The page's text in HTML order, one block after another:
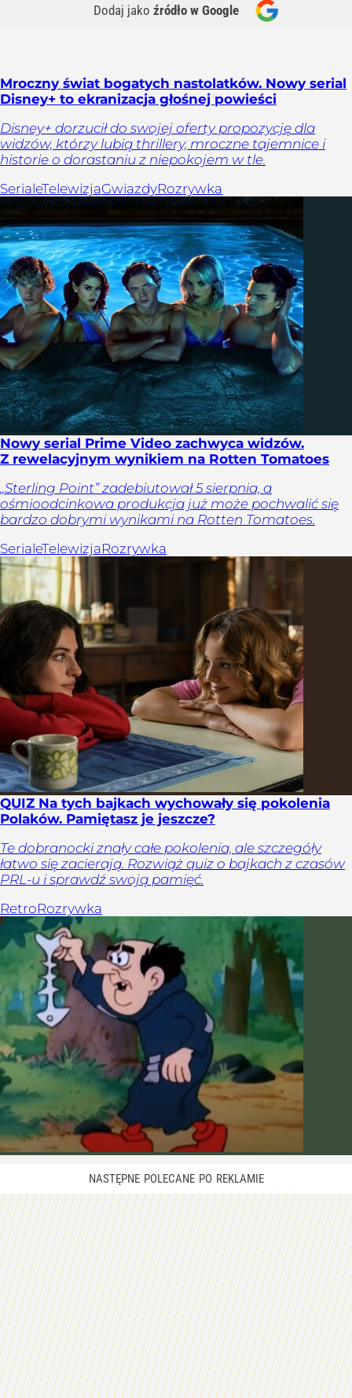
Dodaj jako źródło w Google
Mroczny świat bogatych nastolatków. Nowy serial
Disney+ to ekranizacja głośnej powieści
Disney+ dorzucił do swojej oferty propozycję dla
widzów, którzy lubią thrillery, mroczne tajemnice i
historie o dorastaniu z niepokojem w tle.
SerialeTelewizjaGwiazdyRozrywka
Nowy serial Prime Video zachwyca widzów.
Z rewelacyjnym wynikiem na Rotten Tomatoes
„Sterling Point” zadebiutował 5 sierpnia, a
ośmioodcinkowa produkcja już może pochwalić się
bardzo dobrymi wynikami na Rotten Tomatoes.
SerialeTelewizjaRozrywka
QUIZ Na tych bajkach wychowały się pokolenia
Polaków. Pamiętasz je jeszcze?
Te dobranocki znały całe pokolenia, ale szczegóły
łatwo się zacierają. Rozwiąż quiz o bajkach z czasów
PRL-u i sprawdź swoją pamięć.
RetroRozrywka